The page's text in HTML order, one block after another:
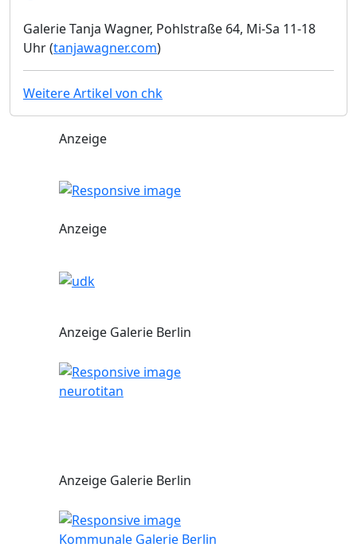
Galerie Tanja Wagner, Pohlstraße 64, Mi-Sa 11-18
Uhr (tanjawagner.com)
Weitere Artikel von chk
Anzeige
Anzeige
Anzeige Galerie Berlin
neurotitan
Anzeige Galerie Berlin
Kommunale Galerie Berlin